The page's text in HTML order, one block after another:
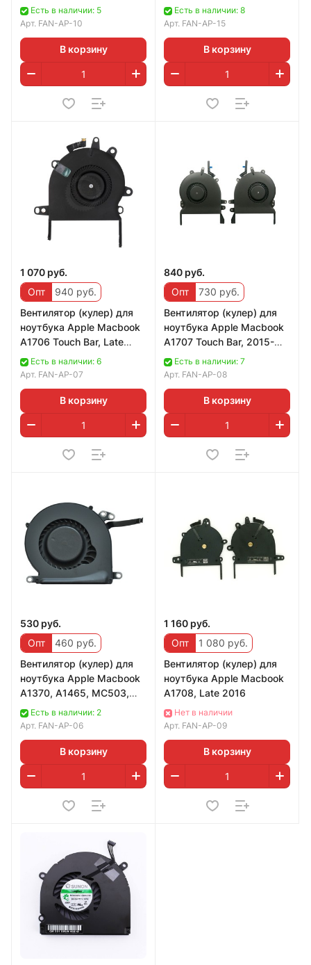
2016, Right
Есть в наличии: 5
Арт. FAN-AP-10
В корзину
Есть в наличии: 8
Арт. FAN-AP-15
В корзину
1 070 руб.
Опт
940 руб.
Вентилятор (кулер) для
ноутбука Apple Macbook
A1706 Touch Bar, Late
2016, Left
Есть в наличии: 6
Арт. FAN-AP-07
В корзину
840 руб.
Опт
730 руб.
Вентилятор (кулер) для
ноутбука Apple Macbook
A1707 Touch Bar, 2015-
2016, левый
Есть в наличии: 7
Арт. FAN-AP-08
В корзину
530 руб.
Опт
460 руб.
Вентилятор (кулер) для
ноутбука Apple Macbook
A1370, A1465, MC503,
MC504, MC968, MD233,
(2010, 2011)
Есть в наличии: 2
Арт. FAN-AP-06
В корзину
1 160 руб.
Опт
1 080 руб.
Вентилятор (кулер) для
ноутбука Apple Macbook
A1708, Late 2016
Нет в наличии
Арт. FAN-AP-09
В корзину